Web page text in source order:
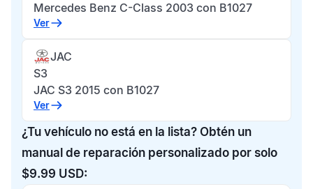
Mercedes Benz C-Class 2003 con B1027
Ver
JAC
S3
JAC S3 2015 con B1027
Ver
¿Tu vehículo no está en la lista? Obtén un
manual de reparación personalizado por solo
$9.99 USD: